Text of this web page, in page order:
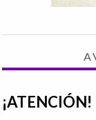
¡ATENCIÓN!